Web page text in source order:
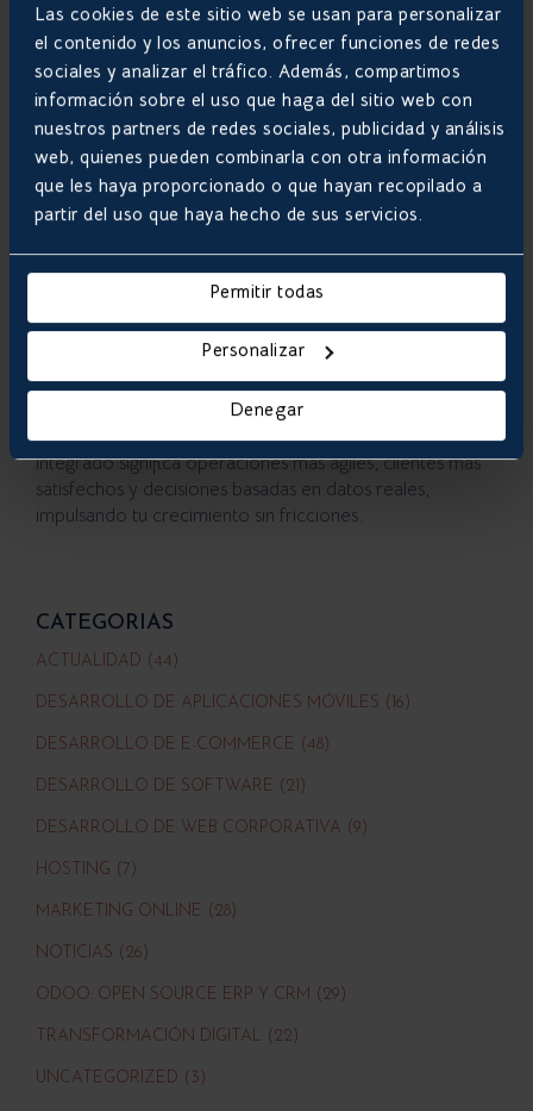
Las cookies de este sitio web se usan para personalizar
el contenido y los anuncios, ofrecer funciones de redes
sociales y analizar el tráfico. Además, compartimos
información sobre el uso que haga del sitio web con
nuestros partners de redes sociales, publicidad y análisis
web, quienes pueden combinarla con otra información
que les haya proporcionado o que hayan recopilado a
partir del uso que haya hecho de sus servicios.
Permitir todas
Personalizar
Denegar
inteligente
La clave para evitar estos problemas es conectar tu
eCommerce con tus sistemas internos mediante
soluciones de ERP/CRM modernas y adaptables.
Plataformas como Odoo permiten una integración
completa: sincronización de inventario, actualización
automática de pedidos, gestión de clientes y reporting
centralizado. Esto no solo reduce errores y tiempos de
gestión, sino que también ofrece una visión global de tu
negocio, facilitando la planificación estratégica y la
En Develoop acompañamosa empresas a digitalizar y
conectar todos sus procesos internos con su presencia
online, garantizando que su eCommerce funcione como
una extensión natural de su negocio. Un sistema
integrado significa operaciones más ágiles, clientes más
satisfechos y decisiones basadas en datos reales,
impulsando tu crecimiento sin fricciones.
CATEGORIAS
ACTUALIDAD (44)
DESARROLLO DE APLICACIONES MÓVILES (16)
DESARROLLO DE E-COMMERCE (48)
DESARROLLO DE SOFTWARE (21)
DESARROLLO DE WEB CORPORATIVA (9)
HOSTING (7)
MARKETING ONLINE (28)
NOTICIAS (26)
ODOO: OPEN SOURCE ERP Y CRM (29)
TRANSFORMACIÓN DIGITAL (22)
UNCATEGORIZED (3)